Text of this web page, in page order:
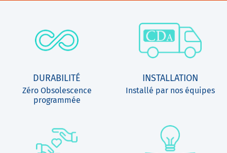
DURABILITÉ
Zéro Obsolescence
programmée
INSTALLATION
Installé par nos équipes